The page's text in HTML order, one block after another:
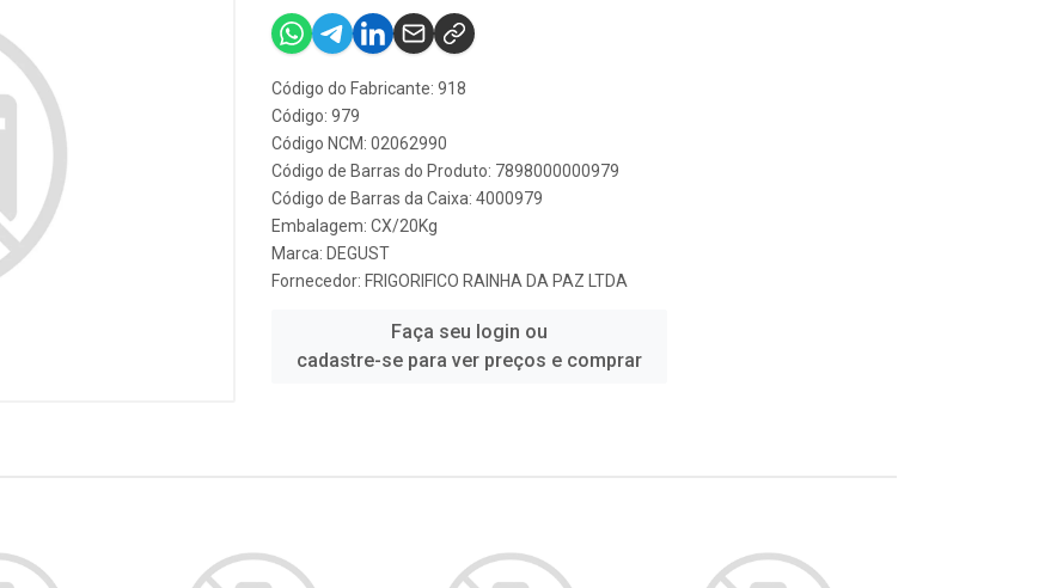
Código do Fabricante: 918
Código: 979
Código NCM: 02062990
Código de Barras do Produto: 7898000000979
Código de Barras da Caixa: 4000979
Embalagem: CX/20Kg
Marca: DEGUST
Fornecedor: FRIGORIFICO RAINHA DA PAZ LTDA
Faça seu login ou
cadastre-se para ver preços e comprar